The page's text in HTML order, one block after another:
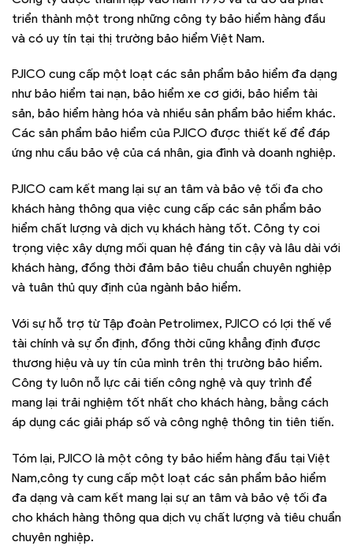
triển thành một trong những công ty bảo hiểm hàng đầu
và có uy tín tại thị trường bảo hiểm Việt Nam.
PJICO cung cấp một loạt các sản phẩm bảo hiểm đa dạng
như bảo hiểm tai nạn, bảo hiểm xe cơ giới, bảo hiểm tài
sản, bảo hiểm hàng hóa và nhiều sản phẩm bảo hiểm khác.
Các sản phẩm bảo hiểm của PJICO được thiết kế để đáp
ứng nhu cầu bảo vệ của cá nhân, gia đình và doanh nghiệp.
PJICO cam kết mang lại sự an tâm và bảo vệ tối đa cho
khách hàng thông qua việc cung cấp các sản phẩm bảo
hiểm chất lượng và dịch vụ khách hàng tốt. Công ty coi
trọng việc xây dựng mối quan hệ đáng tin cậy và lâu dài với
khách hàng, đồng thời đảm bảo tiêu chuẩn chuyên nghiệp
và tuân thủ quy định của ngành bảo hiểm.
Với sự hỗ trợ từ Tập đoàn Petrolimex, PJICO có lợi thế về
tài chính và sự ổn định, đồng thời cũng khẳng định được
thương hiệu và uy tín của mình trên thị trường bảo hiểm.
Công ty luôn nỗ lực cải tiến công nghệ và quy trình để
mang lại trải nghiệm tốt nhất cho khách hàng, bằng cách
áp dụng các giải pháp số và công nghệ thông tin tiên tiến.
Tóm lại, PJICO là một công ty bảo hiểm hàng đầu tại Việt
Nam,công ty cung cấp một loạt các sản phẩm bảo hiểm
đa dạng và cam kết mang lại sự an tâm và bảo vệ tối đa
cho khách hàng thông qua dịch vụ chất lượng và tiêu chuẩn
chuyên nghiệp.